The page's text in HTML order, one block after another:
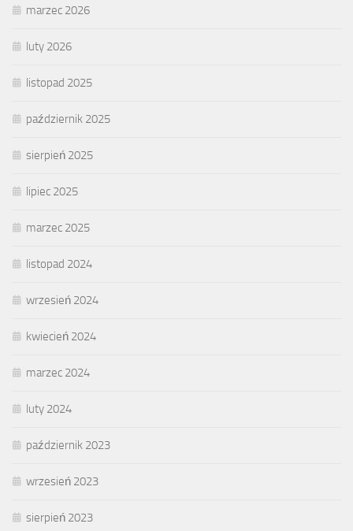
marzec 2026
luty 2026
listopad 2025
październik 2025
sierpień 2025
lipiec 2025
marzec 2025
listopad 2024
wrzesień 2024
kwiecień 2024
marzec 2024
luty 2024
październik 2023
wrzesień 2023
sierpień 2023